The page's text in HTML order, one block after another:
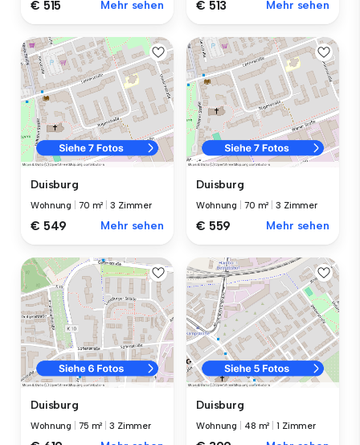
€ 515 Mehr sehen € 513 Mehr sehen
Duisburg
Wohnung 70 m² |3 Zimmer
€ 549 Mehr sehen
Duisburg
Wohnung 70 m² |3 Zimmer
€ 559 Mehr sehen
Duisburg
Wohnung 75 m² |3 Zimmer
Duisburg
Wohnung 48 m² |1 Zimmer